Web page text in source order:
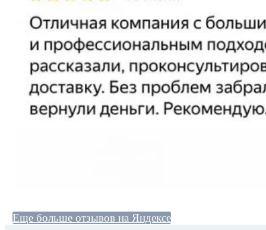
Еще больше отзывов на Яндексе